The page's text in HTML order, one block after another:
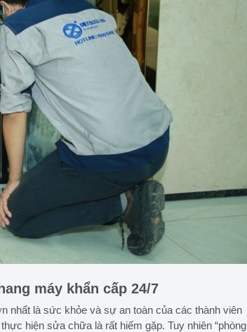
máy khẩn cấp 24/7
nhất là sức khỏe và sự an toàn của các thành viên
hiện sửa chữa là rất hiếm gặp. Tuy nhiên “phòng